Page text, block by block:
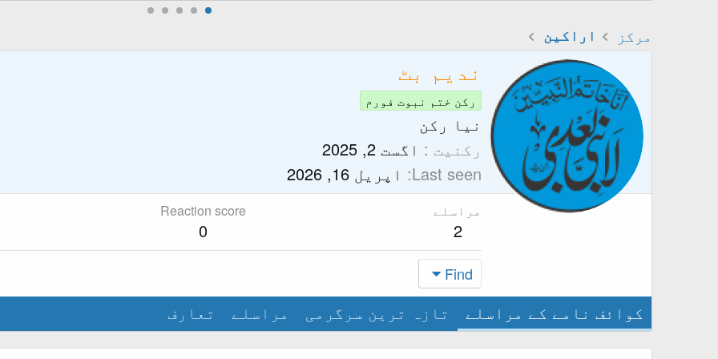
مرکز اراکین
ندیم بٹ
رکن ختم نبوت فورم
نیا رکن
رکنیت
اگست 2, 2025
Last seen
اپریل 16, 2026
مراسلے
2
Reaction score
0
Find
کوائف نامے کے مراسلے تازہ ترین سرگرمی مراسلے تعارف